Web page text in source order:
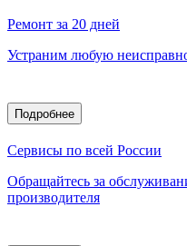
Ремонт за 20 дней
Устраним любую
Подробнее
Сервисы по всей России
Обращайтесь за
производителя